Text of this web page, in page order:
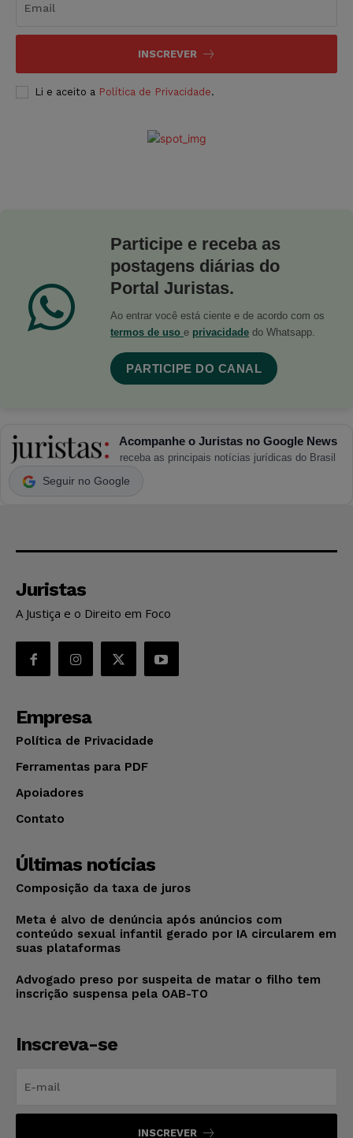
INSCREVER
Li e aceito a Política de Privacidade.
Participe e receba as
postagens diárias do
Portal Juristas.
Ao entrar você está ciente e de acordo com os
termos de uso e privacidade do Whatsapp.
PARTICIPE DO CANAL
Acompanhe o Juristas no Google News
receba as principais notícias jurídicas do Brasil
Seguir no Google
Juristas
A Justiça e o Direito em Foco
Empresa
Política de Privacidade
Ferramentas para PDF
Apoiadores
Contato
Últimas notícias
Composição da taxa de juros
Meta é alvo de denúncia após anúncios com
conteúdo sexual infantil gerado por IA circularem em
suas plataformas
Advogado preso por suspeita de matar o filho tem
inscrição suspensa pela OAB-TO
Inscreva-se
INSCREVER